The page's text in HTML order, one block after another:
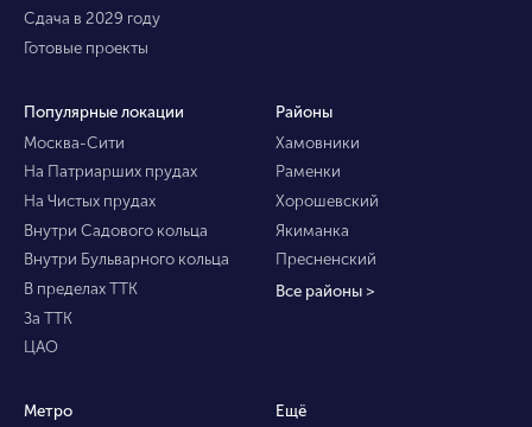
Сдача в 2029 году
Готовые проекты
Популярные локации
Москва-Сити
На Патриарших прудах
На Чистых прудах
Внутри Садового кольца
Внутри Бульварного кольца
В пределах ТТК
За ТТК
ЦАО
Районы
Хамовники
Раменки
Хорошевский
Якиманка
Пресненский
Все районы >
Метро
Ещё